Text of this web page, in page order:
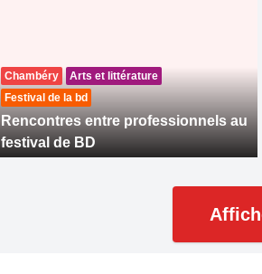
Chambéry
Arts et littérature
Festival de la bd
Rencontres entre professionnels au
festival de BD